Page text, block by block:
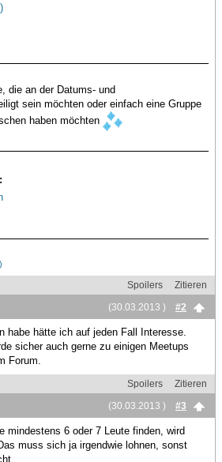
die an der Datums- und
sein möchten oder einfach eine Gruppe
haben möchten
Spoilers
Zitieren
(30.03.2013 )
#2
habe hätte ich auf jeden Fall Interesse.
sicher auch gerne zu einigen Meetups
Forum.
Spoilers
Zitieren
(30.03.2013 )
#3
mindestens 6 oder 7 Leute finden, wird
muss sich ja irgendwie lohnen, sonst